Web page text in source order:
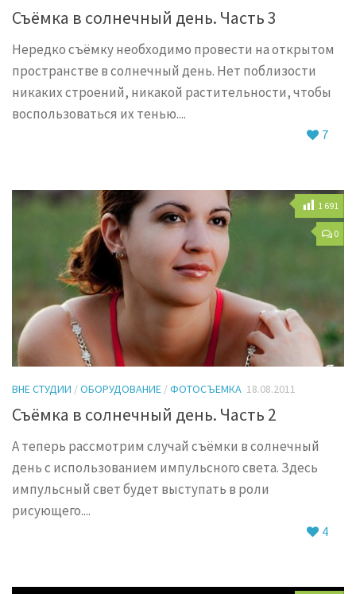
Съёмка в солнечный день. Часть 3
Нередко съёмку необходимо провести на открытом
пространстве в солнечный день. Нет поблизости
никаких строений, никакой растительности, чтобы
воспользоваться их тенью....
7
0
1 691
ВНЕ СТУДИИ /ОБОРУДОВАНИЕ /ФОТОСЪЕМКА 18.08.2011
Съёмка в солнечный день. Часть 2
А теперь рассмотрим случай съёмки в солнечный
день с использованием импульсного света. Здесь
импульсный свет будет выступать в роли
рисующего....
4